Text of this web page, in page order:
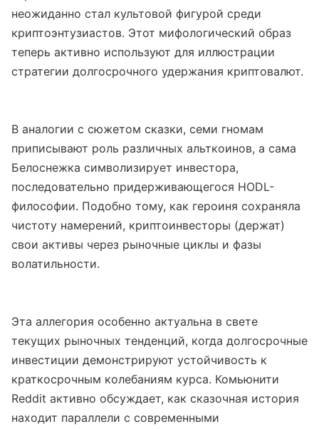
неожиданно стал культовой фигурой среди
криптоэнтузиастов. Этот мифологический образ
теперь активно используют для иллюстрации
стратегии долгосрочного удержания криптовалют.
В аналогии с сюжетом сказки, семи гномам
приписывают роль различных альткоинов, а сама
Белоснежка символизирует инвестора,
последовательно придерживающегося HODL-
философии. Подобно тому, как героиня сохраняла
чистоту намерений, криптоинвесторы (держат)
свои активы через рыночные циклы и фазы
волатильности.
Эта аллегория особенно актуальна в свете
текущих рыночных тенденций, когда долгосрочные
инвестиции демонстрируют устойчивость к
краткосрочным колебаниям курса. Комьюнити
Reddit активно обсуждает, как сказочная история
находит параллели с современными